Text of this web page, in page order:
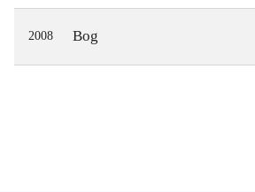
med til at tilrettelægge ruten,
skriver han om dens tilblivelse.
Derpå følger han ruten rundt
gyselige, sjove, usædvanlige
2008 Bog